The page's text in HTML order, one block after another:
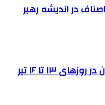
در اندیشه رهبر
اتحادیه های صنفی تهران در روزهای ۱۳ تا ۱۶ تیر